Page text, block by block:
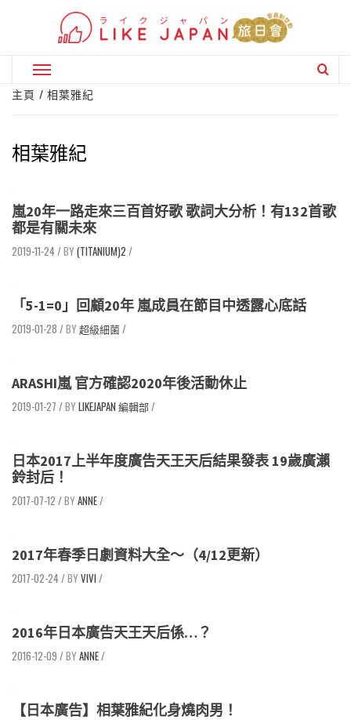
Primary
Menu
主頁 相葉雅紀
相葉雅紀
嵐20年一路走來三百首好歌 歌詞大分析！有132首歌
都是有關未來
2019-11-24/ (TITANIUM)2 /
「5-1=0」回顧20年 嵐成員在節目中透露心底話
2019-01-28 / 超級細菌/
ARASHI嵐 官方確認2020年後活動休止
2019-01-27 / LIKEJAPAN 編輯部/
日本2017上半年度廣告天王天后結果發表 19歲廣瀨
鈴封后！
2017-07-12 / ANNE/
2017年春季日劇資料大全～（4/12更新）
2017-02-24/ VIVI /
2016年日本廣告天王天后係…？
2016-12-09 / ANNE/
【日本廣告】相葉雅紀化身燒肉男！